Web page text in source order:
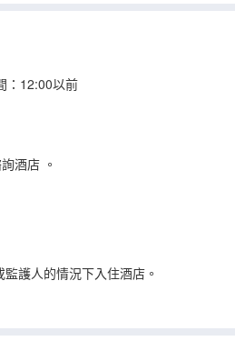
12:00以前
酒店 。
護人的情況下入住酒店。